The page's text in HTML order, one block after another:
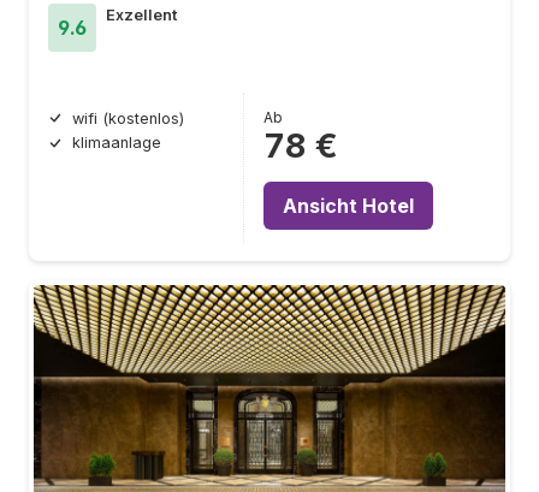
9.6
Exzellent
wifi (kostenlos)
klimaanlage
Ab
78 €
Ansicht Hotel